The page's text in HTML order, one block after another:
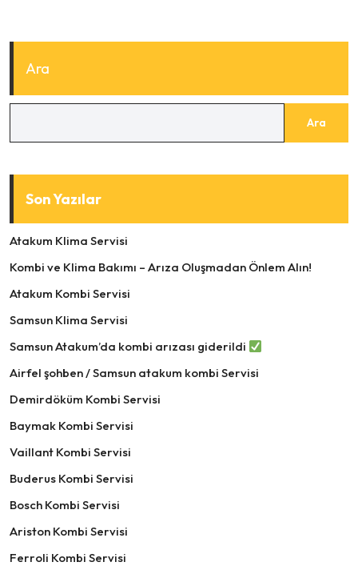
Ara
Ara
Son Yazılar
Atakum Klima Servisi
Kombi ve Klima Bakımı – Arıza Oluşmadan Önlem Alın!
Atakum Kombi Servisi
Samsun Klima Servisi
Samsun Atakum’da kombi arızası giderildi
Airfel şohben / Samsun atakum kombi Servisi
Demirdöküm Kombi Servisi
Baymak Kombi Servisi
Vaillant Kombi Servisi
Buderus Kombi Servisi
Bosch Kombi Servisi
Ariston Kombi Servisi
Ferroli Kombi Servisi